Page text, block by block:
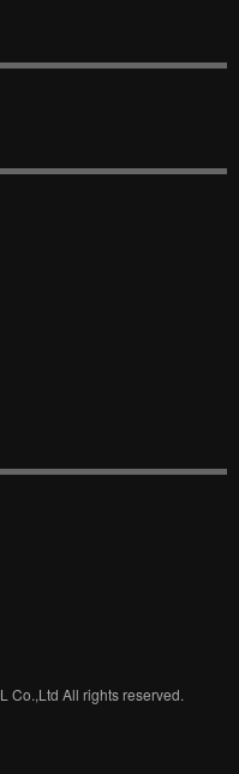
Co.,Ltd All rights reserved.